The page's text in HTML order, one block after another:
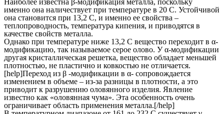
именно она наличествует при температуре в 20 С. Устойчивой
она становится при 13,2 С, и именно ее свойства –
теплопроводность, температура кипения, и приводятся в
качестве свойств металла.
Однако при температуре ниже 13,2 С вещество переходит в α-
модификацию, так называемое серое олово. У α-модификации
другая кристаллическая решетка, вещество обладает меньшей
плотностью, не пластично и ковкостью не отличается.
[help]Переход из β -модификации в α- сопровождается
изменением в объеме – из-за разницы в плотности, а это
приводит к разрушению оловянного изделия. Явление
известно как «оловянная чума». Эта особенность очень
ограничивает область применения металла.[/help]